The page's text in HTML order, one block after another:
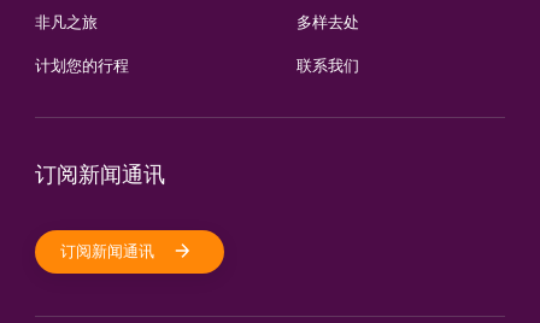
非凡之旅
计划您的行程
多样去处
联系我们
订阅新闻通讯
订阅新闻通讯